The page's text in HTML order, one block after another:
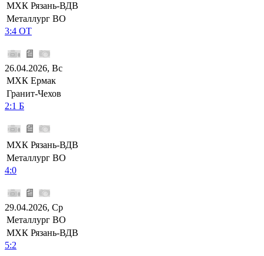
МХК Рязань-ВДВ
Металлург ВО
3:4 ОТ
26.04.2026, Вс
МХК Ермак
Гранит-Чехов
2:1 Б
МХК Рязань-ВДВ
Металлург ВО
4:0
29.04.2026, Ср
Металлург ВО
МХК Рязань-ВДВ
5:2